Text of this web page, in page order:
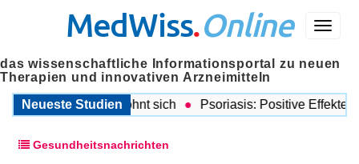
Menü
MedWiss.Online
das wissenschaftliche Informationsportal zu neuen
Therapien und innovativen Arzneimitteln
Neueste Studienlohnt sich Psoriasis: Positive Effekte
Gesundheitsnachrichten